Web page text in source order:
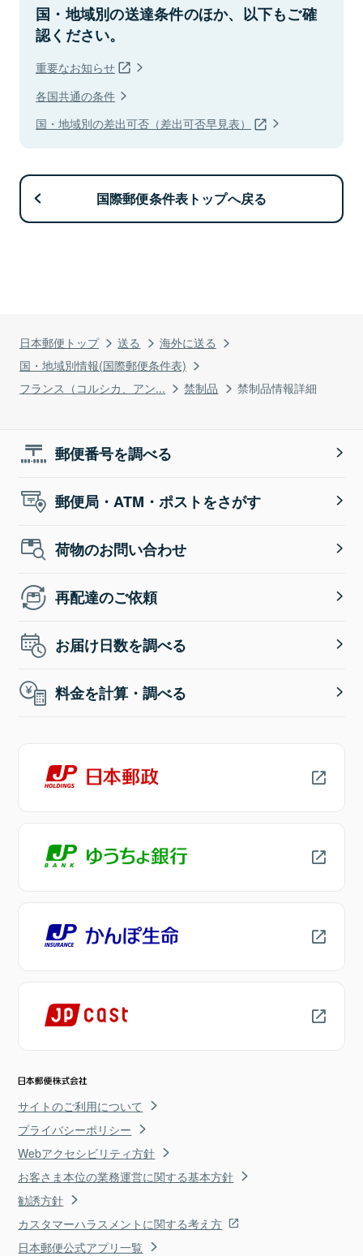
日本郵便トップ 送る
海外に送る
国・地域別情報(国際郵便条件表)
フランス（コルシカ、アン...
禁制品 禁制品情報詳細
国・地域別の送達条件のほか、以下もご確
認ください。
重要なお知らせ
各国共通の条件
国・地域別の差出可否（差出可否早見表）
国際郵便条件表トップへ戻る
郵便番号を調べる
郵便局・ATM・ポストをさがす
荷物のお問い合わせ
再配達のご依頼
お届け日数を調べる
料金を計算・調べる
サイトのご利用について
プライバシーポリシー
Webアクセシビリティ方針
お客さま本位の業務運営に関する基本方針
勧誘方針
カスタマーハラスメントに関する考え方
日本郵便公式アプリ一覧